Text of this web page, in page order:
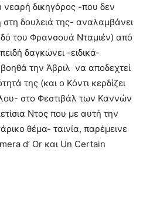
νεαρή δικηγόρος -που δεν
στη δουλειά της- αναλαμβάνει
του Φρανσουά Νταμιέν) από
δαγκώνει -ειδικά-
την Άβριλ να αποδεχτεί
της (και ο Κόντι κερδίζει
στο Φεστιβάλ των Καννών
Ντος που με αυτή την
θέμα- ταινία, παρέμεινε
d’ Or και Un Certain